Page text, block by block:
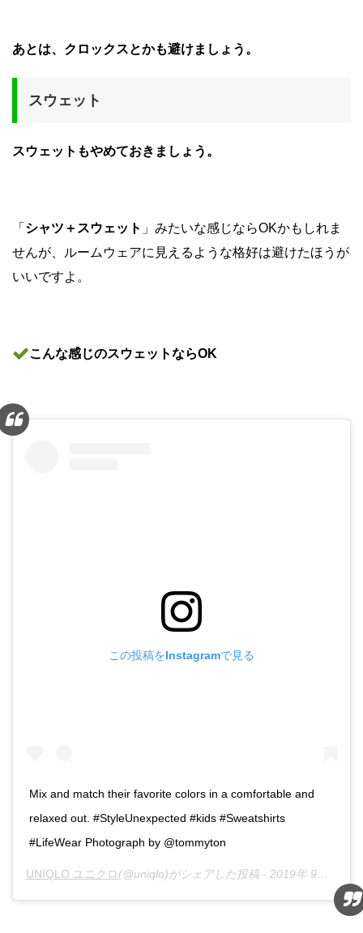
あとは、クロックスとかも避けましょう。
スウェット
スウェットもやめておきましょう。
「 シャツ＋スウェット 」みたいな感じならOKかもしれま
せんが、ルームウェアに見えるような格好は避けたほうが
いいですよ。
こんな感じのスウェットならOK
この投稿をInstagramで見る
Mix and match their favorite colors in a comfortable and
relaxed out. #StyleUnexpected #kids #Sweatshirts
#LifeWear Photograph by @tommyton
UNIQLO ユニクロ (@uniqlo)がシェアした投稿 - 2019年 9月月12日午前2時24分PDT